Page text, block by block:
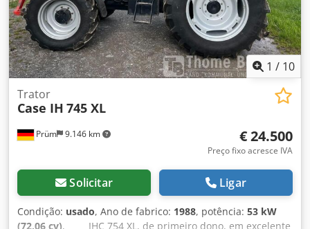
1 / 10
Prüm 9.146 km
Trator
Case IH 745 XL
€ 24.500
Preço fixo acresce IVA
Solicitar Ligar
Condição: usado, Ano de fabrico: 1988, potência: 53 kW
(72,06 cv), _____IHC 754 XL, de primeiro dono, em excelente